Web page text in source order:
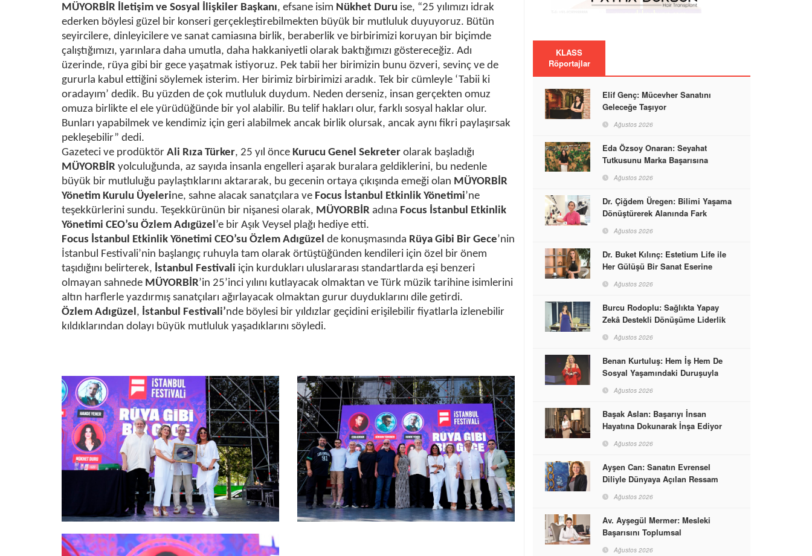
MÜYORBİR İletişim ve Sosyal İlişkiler Başkanı, efsane isim Nükhet Duru ise, “25 yılımızı idrak
ederken böylesi güzel bir konseri gerçekleştirebilmekten büyük bir mutluluk duyuyoruz. Bütün
seyircilere, dinleyicilere ve sanat camiasına birlik, beraberlik ve birbirimizi koruyan bir biçimde
çalıştığımızı, yarınlara daha umutla, daha hakkaniyetli olarak baktığımızı göstereceğiz. Adı
üzerinde, rüya gibi bir gece yaşatmak istiyoruz. Pek tabii her birimizin bunu özveri, sevinç ve de
gururla kabul ettiğini söylemek isterim. Her birimiz birbirimizi aradık. Tek bir cümleyle ‘Tabii ki
oradayım’ dedik. Bu yüzden de çok mutluluk duydum. Neden derseniz, insan gerçekten omuz
omuza birlikte el ele yürüdüğünde bir yol alabilir. Bu telif hakları olur, farklı sosyal haklar olur.
Bunları yapabilmek ve kendimiz için geri alabilmek ancak birlik olursak, ancak aynı fikri paylaşırsak
pekleşebilir” dedi.
Gazeteci ve prodüktör Ali Rıza Türker, 25 yıl önce Kurucu Genel Sekreter olarak başladığı
MÜYORBİR yolculuğunda, az sayıda insanla engelleri aşarak buralara geldiklerini, bu nedenle
büyük bir mutluluğu paylaştıklarını aktararak, bu gecenin ortaya çıkışında emeği olan MÜYORBİR
Yönetim Kurulu Üyelerine, sahne alacak sanatçılara ve Focus İstanbul Etkinlik Yönetimi’ne
teşekkürlerini sundu. Teşekkürünün bir nişanesi olarak, MÜYORBİR adına Focus İstanbul Etkinlik
Yönetimi CEO’su Özlem Adıgüzel’e bir Aşık Veysel plağı hediye etti.
Focus İstanbul Etkinlik Yönetimi CEO’su Özlem Adıgüzel de konuşmasında Rüya Gibi Bir Gece’nin
İstanbul Festivali’nin başlangıç ruhuyla tam olarak örtüştüğünden kendileri için özel bir önem
taşıdığını belirterek, İstanbul Festivali için kurdukları uluslararası standartlarda eşi benzeri
olmayan sahnede MÜYORBİR’in 25’inci yılını kutlayacak olmaktan ve Türk müzik tarihine isimlerini
altın harflerle yazdırmış sanatçıları ağırlayacak olmaktan gurur duyduklarını dile getirdi.
Özlem Adıgüzel, İstanbul Festivali’nde böylesi bir yıldızlar geçidini erişilebilir fiyatlarla izlenebilir
kıldıklarından dolayı büyük mutluluk yaşadıklarını söyledi.
KLASS
Röportajlar
Elif Genç: Mücevher Sanatını
Geleceğe Taşıyor
Ağustos 2026
Eda Özsoy Onaran: Seyahat
Tutkusunu Marka Başarısına
Ağustos 2026
Dr. Çiğdem Üregen: Bilimi Yaşama
Dönüştürerek Alanında Fark
Ağustos 2026
Dr. Buket Kılınç: Estetium Life ile
Her Gülüşü Bir Sanat Eserine
Ağustos 2026
Burcu Rodoplu: Sağlıkta Yapay
Zekâ Destekli Dönüşüme Liderlik
Ağustos 2026
Benan Kurtuluş: Hem İş Hem De
Sosyal Yaşamındaki Duruşuyla
Ağustos 2026
Başak Aslan: Başarıyı İnsan
Hayatına Dokunarak İnşa Ediyor
Ağustos 2026
Ayşen Can: Sanatın Evrensel
Diliyle Dünyaya Açılan Ressam
Ağustos 2026
Av. Ayşegül Mermer: Mesleki
Başarısını Toplumsal
Ağustos 2026